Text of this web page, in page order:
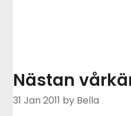
Nästan
31 Jan 2011 by Bella